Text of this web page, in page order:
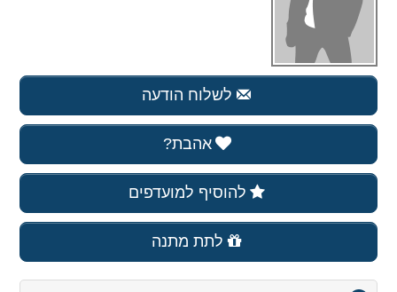
לשלוח הודעה
אהבת?
להוסיף למועדפים
לתת מתנה